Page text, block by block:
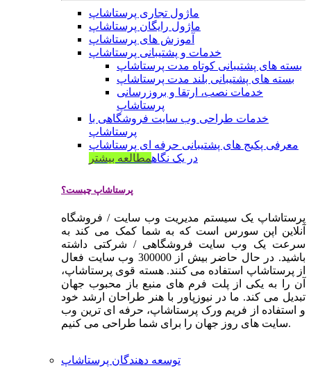
ماژول تجاری پرستاشاپ
ماژول رایگان پرستاشاپ
آموزش های پرستاشاپ
خدمات و پشتیبانی پرستاشاپ
بسته های پشتیبانی کوتاه مدت پرستاشاپ
بسته های پشتیبانی بلند مدت پرستاشاپ
خدمات نصب، ارتقا و بروزرسانی
پرستاشاپ
خدمات طراحی وب سایت فروشگاهی با
پرستاشاپ
معرفی پکیج های پشتیبانی حرفه ای پرستاشاپ
در یک نگاهمطالعه بیشتر
پرستاشاپ چیست؟
پرستاشاپ یک سیستم مدیریت وب سایت / فروشگاه
آنلاین اپن سورس است که به شما کمک می کند به
سرعت یک وب سایت فروشگاهی / شرکتی داشته
باشید. در حال حاضر بیش از 300000 وب سایت فعال
از پرستاشاپ استفاده می کنند. هسته قوی پرستاشاپ،
آن را به یکی از پلت فرم های منبع باز محبوب جهان
تبدیل می کند. ما در نیوزپاور با هنر طراحان ارشد خود
و استفاده از فریم ورک پرستاشاپ، حرفه ای ترین وب
سایت های روز جهان را برای شما طراحی می کنیم.
توسعه دهندگان پرستاشاپ